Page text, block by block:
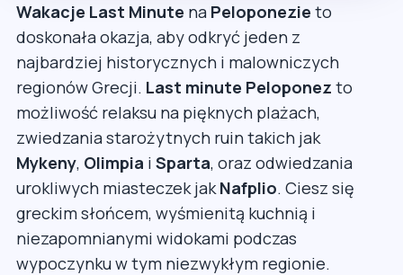
Wakacje Last Minute na Peloponezie to
doskonała okazja, aby odkryć jeden z
najbardziej historycznych i malowniczych
regionów Grecji. Last minute Peloponez to
możliwość relaksu na pięknych plażach,
zwiedzania starożytnych ruin takich jak
Mykeny, Olimpia i Sparta, oraz odwiedzania
urokliwych miasteczek jakNafplio. Ciesz się
greckim słońcem, wyśmienitą kuchnią i
niezapomnianymi widokami podczas
wypoczynku w tym niezwykłym regionie.